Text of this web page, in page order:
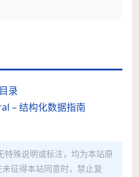
录
– 结构化数据指南
特殊说明或标注，均为本站原
征得本站同意时，禁止复